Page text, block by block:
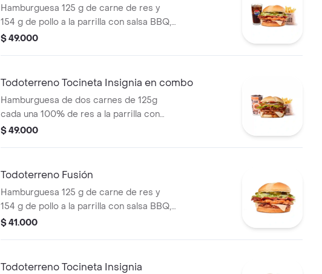
Hamburguesa 125 g de carne de res y
154 g de pollo a la parrilla con salsa BBQ,
tocineta, queso mozzarella, pepinillos,
cascos) + bebida PET
$ 49.000
Todoterreno Tocineta Insignia en combo
Hamburguesa de dos carnes de 125g
cada una 100% de res a la parrilla con
salsa BBQ, tocineta, queso mozzarella,
papa + papas Corral medianas + bebida
$ 49.000
Todoterreno Fusión
Hamburguesa 125 g de carne de res y
154 g de pollo a la parrilla con salsa BBQ,
tocineta, queso mozzarella, pepinillos,
$ 41.000
Todoterreno Tocineta Insignia